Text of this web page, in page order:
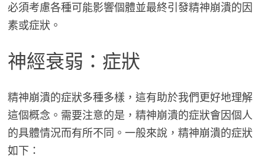
必須考慮各種可能影響個體並最終引發精神崩潰的因
素或症狀。
神經衰弱：症狀
精神崩潰的症狀多種多樣，這有助於我們更好地理解
這個概念。需要注意的是，精神崩潰的症狀會因個人
的具體情況而有所不同。一般來說，精神崩潰的症狀
如下：